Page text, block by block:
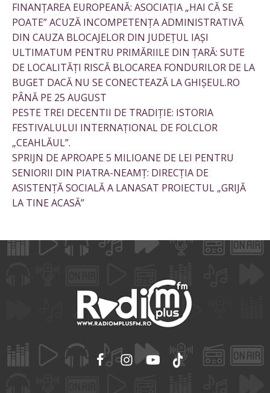
FINANȚAREA EUROPEANĂ: ASOCIAȚIA „HAI CĂ SE
POATE” ACUZĂ INCOMPETENȚA ADMINISTRATIVĂ
DIN CAUZA BLOCAJELOR DIN JUDEȚUL IAȘI
ULTIMATUM PENTRU PRIMĂRIILE DIN ȚARĂ: SUTE
DE LOCALITĂȚI RISCĂ BLOCAREA FONDURILOR DE LA
BUGET DACĂ NU SE CONECTEAZĂ LA GHIȘEUL.RO
PÂNĂ PE 25 AUGUST
PESTE TREI DECENTII DE TRADIȚIE: ISTORIA
FESTIVALULUI INTERNAȚIONAL DE FOLCLOR
„CEAHLĂUL”.
SPRIJN DE APROAPE 5 MILIOANE DE LEI PENTRU
SENIORII DIN PIATRA-NEAMȚ: DIRECȚIA DE
ASISTENȚĂ SOCIALĂ A LANASAT PROIECTUL „GRIJĂ
LA TINE ACASĂ”